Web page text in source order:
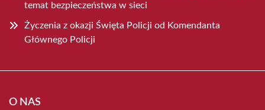
temat bezpieczeństwa w sieci
Życzenia z okazji Święta Policji od Komendanta
Głównego Policji
O NAS